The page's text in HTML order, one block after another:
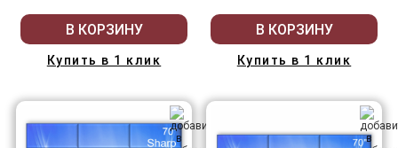
В КОРЗИНУ
Купить в 1 клик
В КОРЗИНУ
Купить в 1 клик